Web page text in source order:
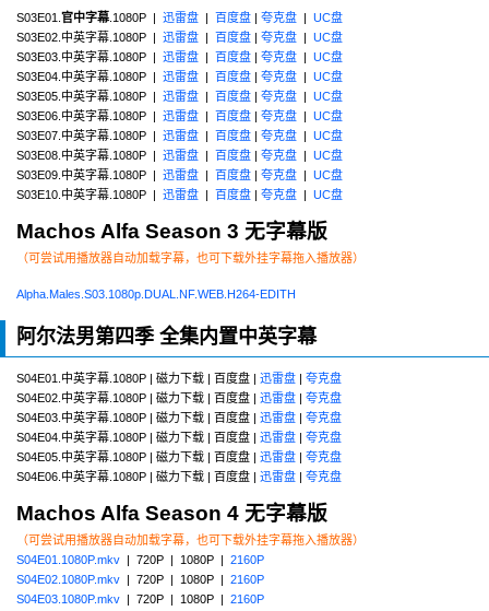
S03E01. 官中字幕 .1080P | 迅雷盘 百度盘 夸克盘
UC盘
S03E02.中英字幕.1080P | 迅雷盘 百度盘 夸克盘
UC盘
S03E03.中英字幕.1080P | 迅雷盘 百度盘 夸克盘
UC盘
S03E04.中英字幕.1080P | 迅雷盘 百度盘 夸克盘
UC盘
S03E05.中英字幕.1080P | 迅雷盘 百度盘 夸克盘
UC盘
S03E06.中英字幕.1080P | 迅雷盘 百度盘 夸克盘
UC盘
S03E07.中英字幕.1080P | 迅雷盘 百度盘 夸克盘
UC盘
S03E08.中英字幕.1080P | 迅雷盘 百度盘 夸克盘
UC盘
S03E09.中英字幕.1080P | 迅雷盘 百度盘 夸克盘
UC盘
S03E10.中英字幕.1080P | 迅雷盘 百度盘 夸克盘 UC盘
Machos Alfa Season 3 无字幕版
（可尝试用播放器自动加载字幕，也可下载外挂字幕拖入播放器）
Alpha.Males.S03.1080p.DUAL.NF.WEB.H264-EDITH
阿尔法男第四季 全集内置中英字幕
S04E01.中英字幕.1080P | 磁力下载 | 百度盘 | 迅雷盘
夸克盘
S04E02.中英字幕.1080P | 磁力下载 | 百度盘 | 迅雷盘
夸克盘
S04E03.中英字幕.1080P | 磁力下载 | 百度盘 | 迅雷盘
夸克盘
S04E04.中英字幕.1080P | 磁力下载 | 百度盘 | 迅雷盘
夸克盘
S04E05.中英字幕.1080P | 磁力下载 | 百度盘 | 迅雷盘
夸克盘
S04E06.中英字幕.1080P | 磁力下载 | 百度盘 | 迅雷盘 夸克盘
Machos Alfa Season 4 无字幕版
（可尝试用播放器自动加载字幕，也可下载外挂字幕拖入播放器）
S04E01.1080P.mkv | 720P | 1080P | 2160P
S04E02.1080P.mkv | 720P | 1080P | 2160P
S04E03.1080P.mkv | 720P | 1080P | 2160P